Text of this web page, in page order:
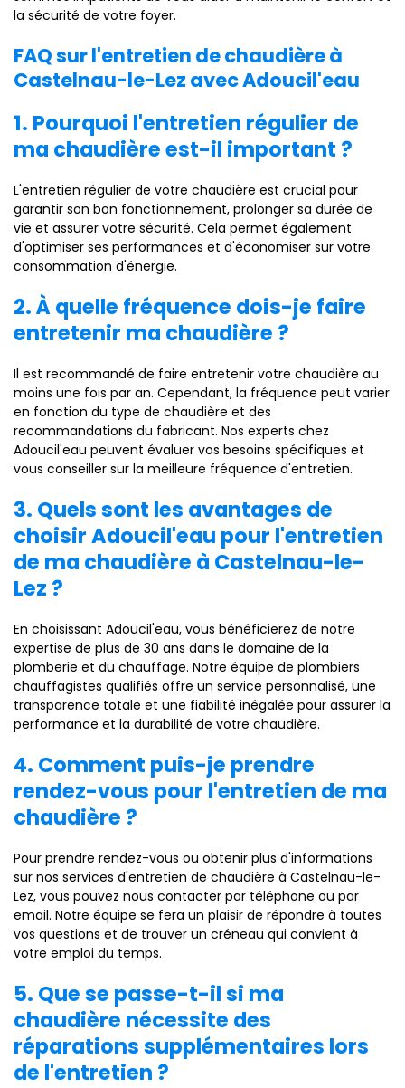
la sécurité de votre foyer.
FAQ sur l'entretien de chaudière à
Castelnau-le-Lez avec Adoucil'eau
1. Pourquoi l'entretien régulier de
ma chaudière est-il important ?
L'entretien régulier de votre chaudière est crucial pour
garantir son bon fonctionnement, prolonger sa durée de
vie et assurer votre sécurité. Cela permet également
d'optimiser ses performances et d'économiser sur votre
consommation d'énergie.
2. À quelle fréquence dois-je faire
entretenir ma chaudière ?
Il est recommandé de faire entretenir votre chaudière au
moins une fois par an. Cependant, la fréquence peut varier
en fonction du type de chaudière et des
recommandations du fabricant. Nos experts chez
Adoucil'eau peuvent évaluer vos besoins spécifiques et
vous conseiller sur la meilleure fréquence d'entretien.
3. Quels sont les avantages de
choisir Adoucil'eau pour l'entretien
de ma chaudière à Castelnau-le-
Lez ?
En choisissant Adoucil'eau, vous bénéficierez de notre
expertise de plus de 30 ans dans le domaine de la
plomberie et du chauffage. Notre équipe de plombiers
chauffagistes qualifiés offre un service personnalisé, une
transparence totale et une fiabilité inégalée pour assurer la
performance et la durabilité de votre chaudière.
4. Comment puis-je prendre
rendez-vous pour l'entretien de ma
chaudière ?
Pour prendre rendez-vous ou obtenir plus d'informations
sur nos services d'entretien de chaudière à Castelnau-le-
Lez, vous pouvez nous contacter par téléphone ou par
email. Notre équipe se fera un plaisir de répondre à toutes
vos questions et de trouver un créneau qui convient à
votre emploi du temps.
5. Que se passe-t-il si ma
chaudière nécessite des
réparations supplémentaires lors
de l'entretien ?